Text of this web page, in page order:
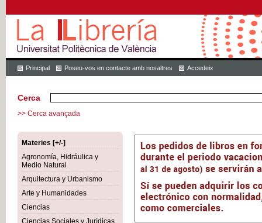
Principal Poseu-vos en contacte amb nosaltres Accedeix
Cerca
>> Cerca avançada
Materies [+/-]
Agronomía, Hidráulica y
Medio Natural
Arquitectura y Urbanismo
Arte y Humanidades
Ciencias
Ciencias Sociales y Jurídicas